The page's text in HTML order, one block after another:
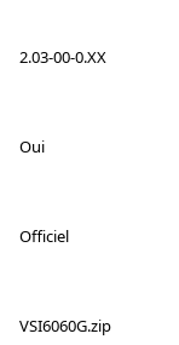
2.03-00-0.XX
Oui
Officiel
VSI6060G.zip